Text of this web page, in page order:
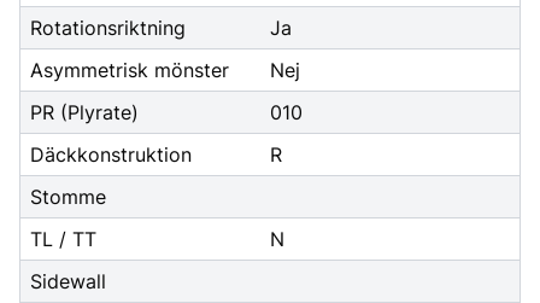
Rotationsriktning
Ja
Asymmetrisk mönster
Nej
PR (Plyrate)
010
Däckkonstruktion
R
Stomme
TL / TT
N
Sidewall